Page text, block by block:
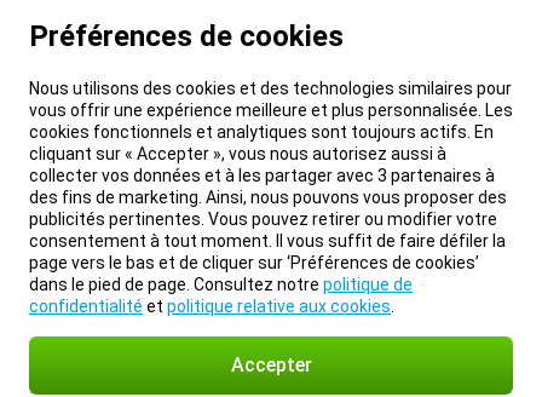
Préférences de cookies
Nous utilisons des cookies et des technologies similaires pour
vous offrir une expérience meilleure et plus personnalisée. Les
cookies fonctionnels et analytiques sont toujours actifs. En
cliquant sur « Accepter », vous nous autorisez aussi à
collecter vos données et à les partager avec 3 partenaires à
des fins de marketing. Ainsi, nous pouvons vous proposer des
publicités pertinentes. Vous pouvez retirer ou modifier votre
consentement à tout moment. Il vous suffit de faire défiler la
page vers le bas et de cliquer sur ‘Préférences de cookies’
dans le pied de page. Consultez notre politique de
confidentialité et politique relative aux cookies
Accepter